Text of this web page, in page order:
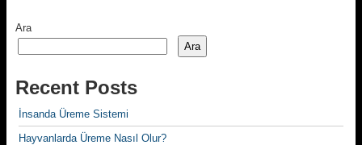
Ara
Ara
Recent Posts
İnsanda Üreme Sistemi
Hayvanlarda Üreme Nasıl Olur?